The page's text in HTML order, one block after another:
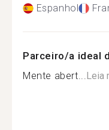
Espanhol
Parceiro/a ideal
Mente abert...Leia